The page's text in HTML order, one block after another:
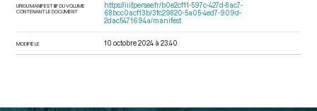
URI DU MANIFEST IIIF DU VOLUME
CONTENANT LE DOCUMENT
https://iiif.persee.fr/b0e2cf11-597c-427d-8ac7-
68bcc0acf13b/3fc29820-5a05-4ed7-909d-
2dac5471694a/manifest
MODIFIÉ LE 10 octobre 2024 à 23:40